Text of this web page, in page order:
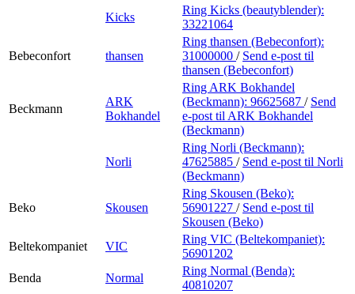
Kicks
Ring Kicks (beautyblender):
33221064
Bebeconfort thansen
Ring thansen (Bebeconfort):
31000000 / Send e-post til
thansen (Bebeconfort)
Beckmann
ARK
Bokhandel
Ring ARK Bokhandel
(Beckmann): 96625687 / Send
e-post til ARK Bokhandel
(Beckmann)
Norli
Ring Norli (Beckmann):
47625885 / Send e-post til Norli
(Beckmann)
Beko Skousen
Ring Skousen (Beko):
56901227 / Send e-post til
Skousen (Beko)
Beltekompaniet
VIC
Ring VIC (Beltekompaniet):
56901202
Benda
Normal
Ring Normal (Benda):
40810207